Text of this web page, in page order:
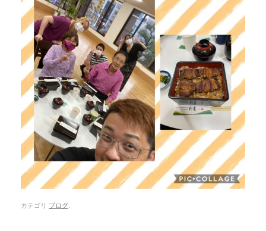
カテゴリ ブログ